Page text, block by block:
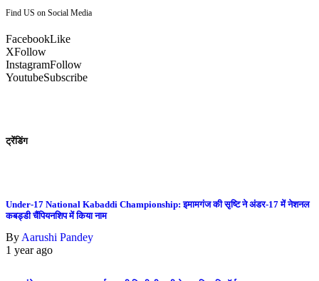
Find US on Social Media
FacebookLike
XFollow
InstagramFollow
YoutubeSubscribe
ट्रेंडिंग
Under-17 National Kabaddi Championship: इमामगंज की सृष्टि ने अंडर-17 में नेशनल
कबड्डी चैंपियनशिप में किया नाम
By Aarushi Pandey
1 year ago